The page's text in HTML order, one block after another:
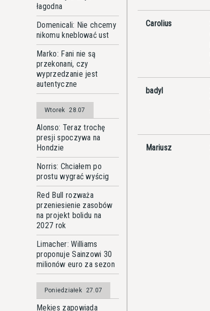
łagodna
Domenicali: Nie chcemy
nikomu kneblować ust
Marko: Fani nie są
przekonani, czy
wyprzedzanie jest
autentyczne
Wtorek 28.07
Alonso: Teraz trochę
presji spoczywa na
Hondzie
Norris: Chciałem po
prostu wygrać wyścig
Red Bull rozważa
przeniesienie zasobów
na projekt bolidu na
2027 rok
Limacher: Williams
proponuje Sainzowi 30
milionów euro za sezon
Poniedziałek 27.07
Mekies zapowiada
Carolius
badyl
Mariusz